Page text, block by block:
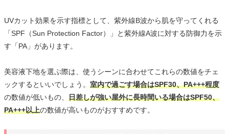
UVカット効果を示す指標として、紫外線B波から肌を守ってくれる
「SPF（Sun Protection Factor）」と紫外線A波に対する防御力を示
す「PA」があります。
美容液下地を選ぶ際は、使うシーンに合わせてこれらの数値をチェ
ックするといいでしょう。 室内で過ごす場合はSPF30、PA+++程度
の数値が低いもの、 日差しが強い屋外に長時間いる場合はSPF50、
PA+++以上の数値が高いものがおすすめです。